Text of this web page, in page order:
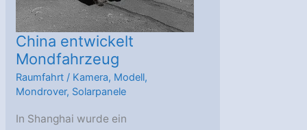
China entwickelt
Mondfahrzeug
Raumfahrt / Kamera, Modell,
Mondrover, Solarpanele
In Shanghai wurde ein